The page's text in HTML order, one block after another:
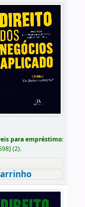
para empréstimo:
] (2).